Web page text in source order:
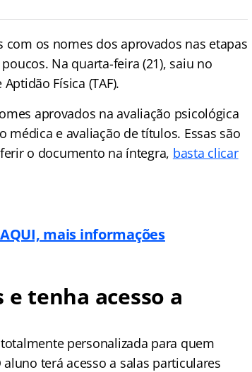
com os nomes dos aprovados nas etapas
Na quarta-feira (21), saiu no
Física (TAF).
aprovados na avaliação psicológica
médica e avaliação de títulos. Essas são
o documento na íntegra, basta clicar
mais informações
e tenha acesso a
personalizada para quem
terá acesso a salas particulares